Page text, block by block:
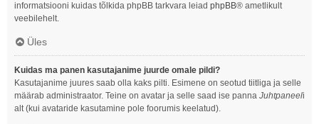
informatsiooni kuidas tõlkida phpBB tarkvara leiad phpBB® ametlikult
veebilehelt.
Üles
Kuidas ma panen kasutajanime juurde omale pildi?
Kasutajanime juures saab olla kaks pilti. Esimene on seotud tiitliga ja selle
määrab administraator. Teine on avatar ja selle saad ise panna Juhtpaneeli
alt (kui avataride kasutamine pole foorumis keelatud).